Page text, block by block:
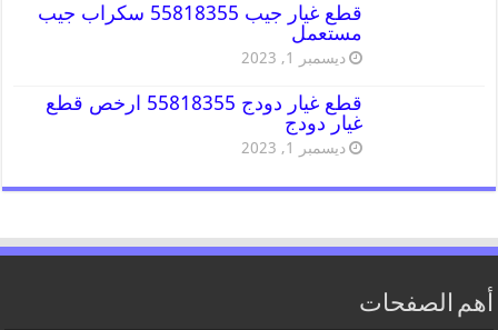
قطع غيار جيب 55818355 سكراب جيب
مستعمل
ديسمبر 1, 2023
قطع غيار دودج 55818355 ارخص قطع
غيار دودج
ديسمبر 1, 2023
أهم الصفحات